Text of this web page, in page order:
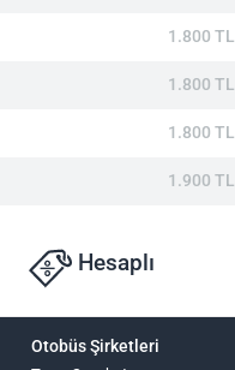
1.800 TL
1.800 TL
1.800 TL
1.900 TL
Hesaplı
Otobüs Şirketleri